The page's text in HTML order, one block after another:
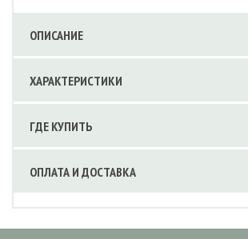
ОПИСАНИЕ
ХАРАКТЕРИСТИКИ
ГДЕ КУПИТЬ
ОПЛАТА И ДОСТАВКА